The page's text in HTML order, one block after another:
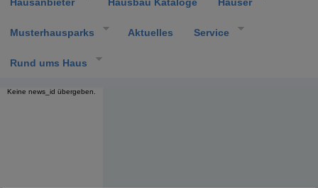
Musterhausparks Aktuelles Service
Rund ums Haus
Keine news_id übergeben.